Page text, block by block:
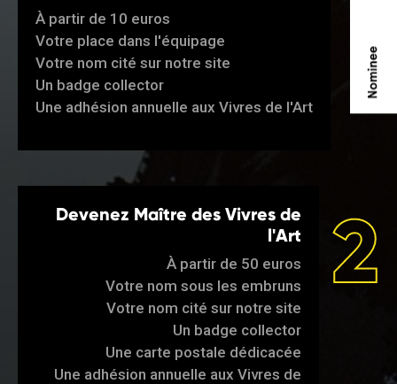
À partir de 10 euros
Votre place dans l'équipage
Votre nom cité sur notre site
Un badge collector
Une adhésion annuelle aux Vivres de l'Art
Devenez Maître des Vivres de
l'Art
À partir de 50 euros
Votre nom sous les embruns
Votre nom cité sur notre site
Un badge collector
Une carte postale dédicacée
Une adhésion annuelle aux Vivres de
2